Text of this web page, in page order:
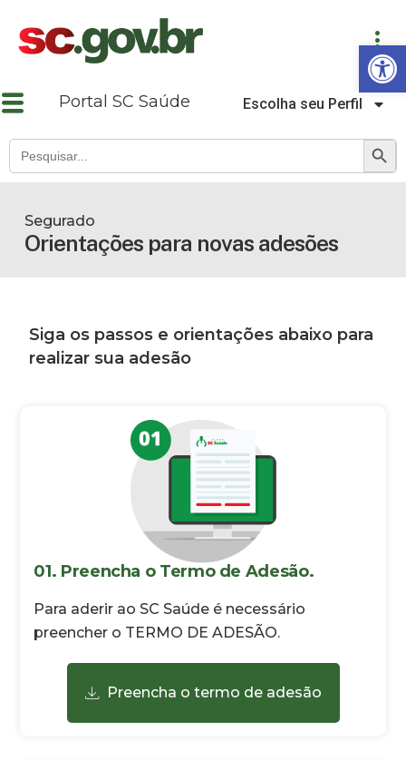
Abrir a barra de ferramentas
Portal SC Saúde Escolha seu Perfil
Search
for:
SEARCH
Orientações para novas adesões
Segurado
Siga os passos e orientações abaixo para
realizar sua adesão
01. Preencha o Termo de Adesão.
Para aderir ao SC Saúde é necessário
preencher o TERMO DE ADESÃO.
Preencha o termo de adesão